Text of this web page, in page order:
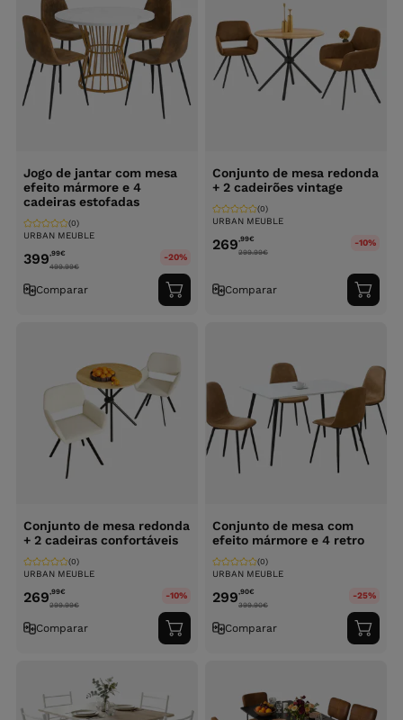
Jogo de jantar com mesa
efeito mármore e 4
cadeiras estofadas
URBAN MEUBLE
(0)
399 ,99€
499.99€
-20%
Comparar
Adicionar
ao
Conjunto de mesa redonda
+ 2 cadeirões vintage
URBAN MEUBLE
(0)
269 ,99€
299.99€
-10%
Comparar
ao
Conjunto de mesa redonda
+ 2 cadeiras confortáveis
URBAN MEUBLE
(0)
269 ,99€
299.99€
-10%
Comparar
Adicionar
ao
Conjunto de mesa com
efeito mármore e 4 retro
URBAN MEUBLE
(0)
299 ,90€
399.90€
-25%
Comparar
ao